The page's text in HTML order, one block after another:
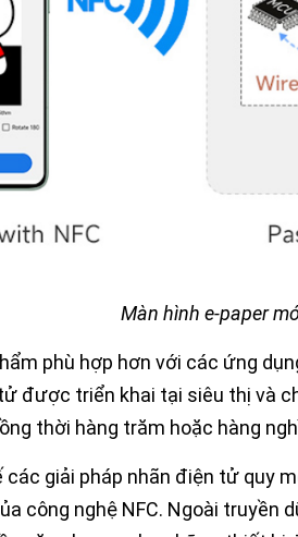
Màn hình e-paper
phù hợp hơn với các ứng
được triển khai tại siêu thị và
thời hàng trăm hoặc hàng
giải pháp nhãn điện tử quy
công nghệ NFC. Ngoài truyền